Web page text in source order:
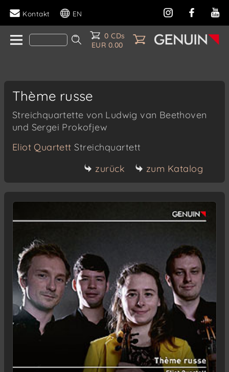
Kontakt EN
0 CDs
EUR 0.00
Thème russe
Streichquartette von Ludwig van Beethoven
und Sergei Prokofjew
Eliot Quartett Streichquartett
zurück
zum Katalog